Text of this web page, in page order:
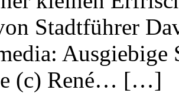
Stadtführer
Ausgiebige
(c) René… […]